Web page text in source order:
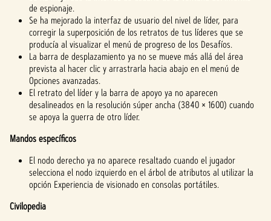
de espionaje.
Se ha mejorado la interfaz de usuario del nivel de líder, para
corregir la superposición de los retratos de tus líderes que se
producía al visualizar el menú de progreso de los Desafíos.
La barra de desplazamiento ya no se mueve más allá del área
prevista al hacer clic y arrastrarla hacia abajo en el menú de
Opciones avanzadas.
El retrato del líder y la barra de apoyo ya no aparecen
desalineados en la resolución súper ancha (3840 × 1600) cuando
se apoya la guerra de otro líder.
Mandos específicos
El nodo derecho ya no aparece resaltado cuando el jugador
selecciona el nodo izquierdo en el árbol de atributos al utilizar la
opción Experiencia de visionado en consolas portátiles.
Civilopedia